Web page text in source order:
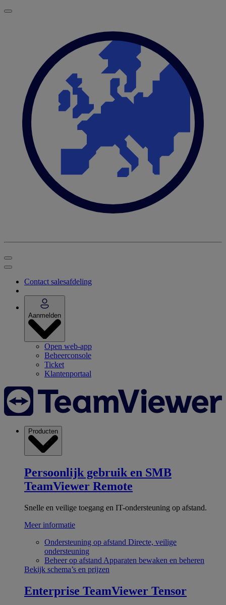
Contact salesafdeling
Aanmelden
Open web-app
Beheerconsole
Ticket
Klantenportaal
Producten
Persoonlijk gebruik en SMB
TeamViewer Remote
Snelle en veilige toegang en IT-ondersteuning op afstand.
Meer informatie
Ondersteuning op afstand Directe, veilige
ondersteuning
Beheer op afstand Apparaten bewaken en beheren
Bekijk schema’s en prijzen
Enterprise TeamViewer Tensor